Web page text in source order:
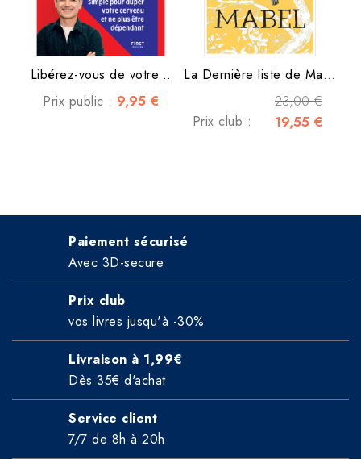
Libérez-vous de votre...
Prix public : 9,95 €
La Dernière liste de Mabel
23,00 €
Prix club : 19,55 €
Paiement sécurisé
Avec 3D-secure
Prix club
vos livres jusqu'à -30%
Livraison à 1,99€
Dès 35€ d'achat
Service client
7/7 de 8h à 20h